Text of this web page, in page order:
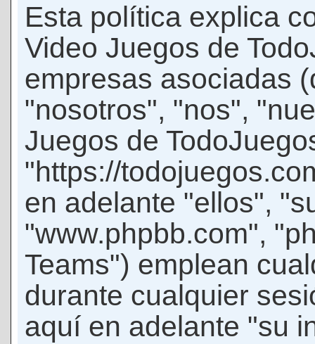
Esta política explica
Video Juegos de
empresas asociadas
"nosotros", "nos",
Juegos de
"https://
en adelante "ellos",
"www.phpbb.com",
Teams") emplean
durante cualquier
aquí en adelante "su